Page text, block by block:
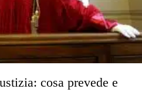
cosa prevede e